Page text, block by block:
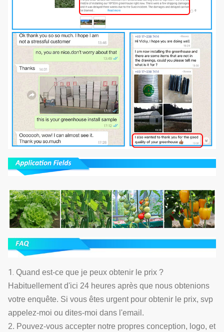
1. Quand est-ce que je peux obtenir le prix ?
Habituellement d'ici 24 heures après que nous obtenions
votre enquête. Si vous êtes urgent pour obtenir le prix, svp
appelez-moi ou dites-moi dans l'email.
2. Pouvez-vous accepter notre propres conception, logo, et